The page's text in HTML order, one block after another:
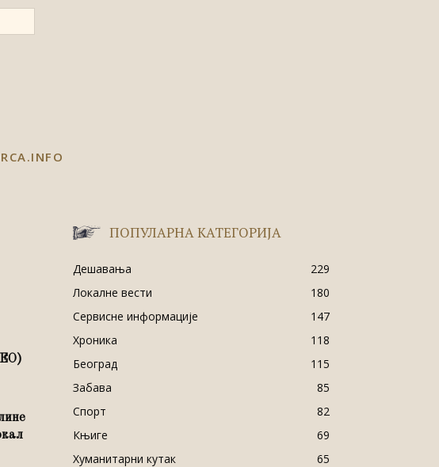
ПОПУЛАРНА КАТЕГОРИЈА
Дешавања
229
Локалне вести
180
Сервисне информације
147
Хроника
118
Београд
115
Забава
85
Спорт
82
Књиге
69
Хуманитарни кутак
65